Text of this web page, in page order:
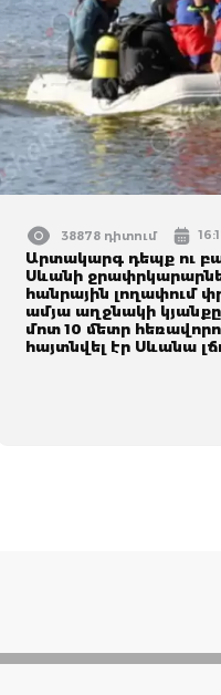
38878 դիտում
Արտակարգ դեպք ու
Սևանի
հանրային լողափում
ամյա աղջնակի
մոտ 10 մետր
հայտնվել էր Սևանա